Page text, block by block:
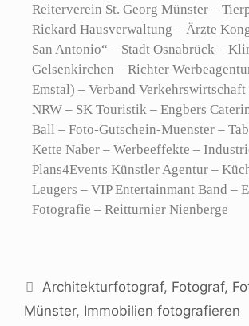
Reiterverein St. Georg Münster –
Rickard Hausverwaltung – Ärzte
San Antonio“ – Stadt Osnabrück –
Gelsenkirchen – Richter
Emstal) – Verband
NRW – SK Touristik – Engbers
Ball – Foto-Gutschein-Muenster –
Kette Naber – Werbeeffekte –
Plans4Events Künstler Agentur –
Leugers – VIP Entertainmant Band –
Fotografie – Reitturnier Nienberge
Architekturfotograf, Fotograf,
Münster, Immobilien fotografieren